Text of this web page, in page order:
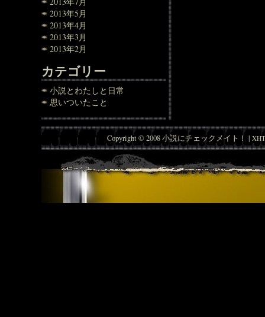
2013年5月
2013年4月
2013年3月
2013年2月
カテゴリー
小説とわたしと日常
思いついたこと
Copyright © 2008 小説にチェックメイト！ |